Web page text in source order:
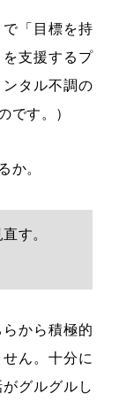
で「目標を持
支援するプ
タル不調の
です。）
か。
す。
から積極的
ん。十分に
グルグルし